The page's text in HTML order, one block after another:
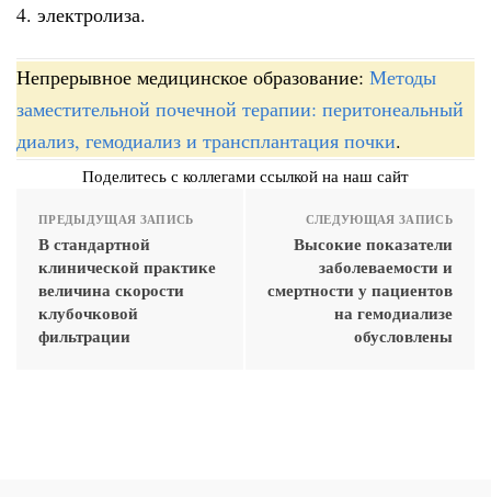
4. электролиза.
Непрерывное медицинское образование: Методы
заместительной почечной терапии: перитонеальный
диализ, гемодиализ и трансплантация почки.
Поделитесь с коллегами ссылкой на наш сайт
ПРЕДЫДУЩАЯ ЗАПИСЬ
В стандартной
клинической практике
величина скорости
клубочковой
фильтрации
СЛЕДУЮЩАЯ ЗАПИСЬ
Высокие показатели
заболеваемости и
смертности у пациентов
на гемодиализе
обусловлены